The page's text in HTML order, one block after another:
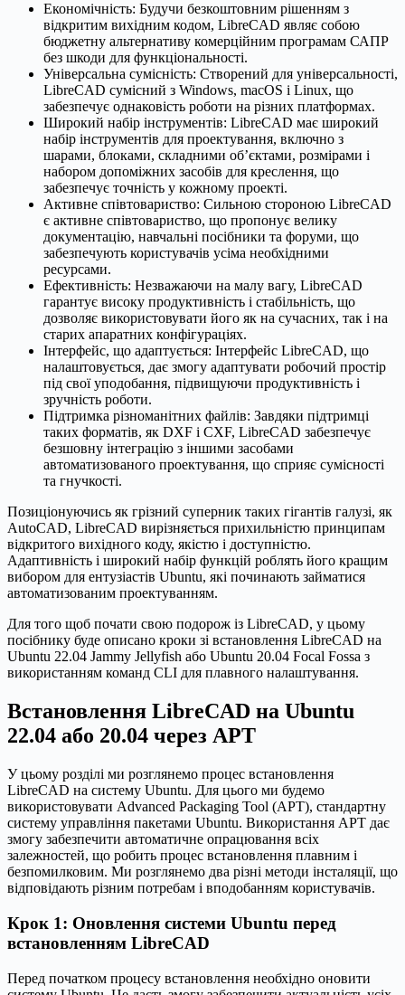
Економічність: Будучи безкоштовним рішенням з
відкритим вихідним кодом, LibreCAD являє собою
бюджетну альтернативу комерційним програмам САПР
без шкоди для функціональності.
Універсальна сумісність: Створений для універсальності,
LibreCAD сумісний з Windows, macOS і Linux, що
забезпечує однаковість роботи на різних платформах.
Широкий набір інструментів: LibreCAD має широкий
набір інструментів для проектування, включно з
шарами, блоками, складними об’єктами, розмірами і
набором допоміжних засобів для креслення, що
забезпечує точність у кожному проекті.
Активне співтовариство: Сильною стороною LibreCAD
є активне співтовариство, що пропонує велику
документацію, навчальні посібники та форуми, що
забезпечують користувачів усіма необхідними
ресурсами.
Ефективність: Незважаючи на малу вагу, LibreCAD
гарантує високу продуктивність і стабільність, що
дозволяє використовувати його як на сучасних, так і на
старих апаратних конфігураціях.
Інтерфейс, що адаптується: Інтерфейс LibreCAD, що
налаштовується, дає змогу адаптувати робочий простір
під свої уподобання, підвищуючи продуктивність і
зручність роботи.
Підтримка різноманітних файлів: Завдяки підтримці
таких форматів, як DXF і CXF, LibreCAD забезпечує
безшовну інтеграцію з іншими засобами
автоматизованого проектування, що сприяє сумісності
та гнучкості.
Позиціонуючись як грізний суперник таких гігантів галузі, як
AutoCAD, LibreCAD вирізняється прихильністю принципам
відкритого вихідного коду, якістю і доступністю.
Адаптивність і широкий набір функцій роблять його кращим
вибором для ентузіастів Ubuntu, які починають займатися
автоматизованим проектуванням.
Для того щоб почати свою подорож із LibreCAD, у цьому
посібнику буде описано кроки зі встановлення LibreCAD на
Ubuntu 22.04 Jammy Jellyfish або Ubuntu 20.04 Focal Fossa з
використанням команд CLI для плавного налаштування.
Встановлення LibreCAD на Ubuntu
22.04 або 20.04 через APT
У цьому розділі ми розглянемо процес встановлення
LibreCAD на систему Ubuntu. Для цього ми будемо
використовувати Advanced Packaging Tool (APT), стандартну
систему управління пакетами Ubuntu. Використання APT дає
змогу забезпечити автоматичне опрацювання всіх
залежностей, що робить процес встановлення плавним і
безпомилковим. Ми розглянемо два різні методи інсталяції, що
відповідають різним потребам і вподобанням користувачів.
Крок 1: Оновлення системи Ubuntu перед
встановленням LibreCAD
Перед початком процесу встановлення необхідно оновити